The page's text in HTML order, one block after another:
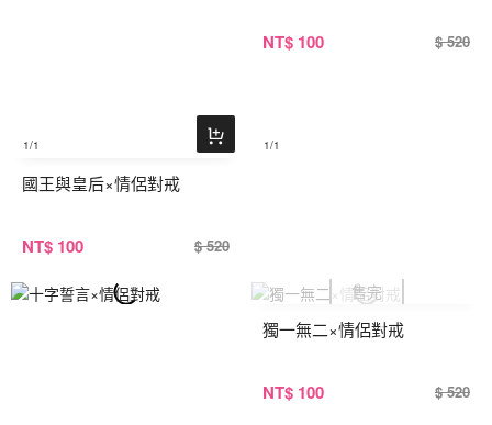
1/1
國王與皇后×情侶對戒
NT$ 100 $ 520
1/1
NT$ 100 $ 520
獨一無二×情侶對戒
NT$ 100 $ 520